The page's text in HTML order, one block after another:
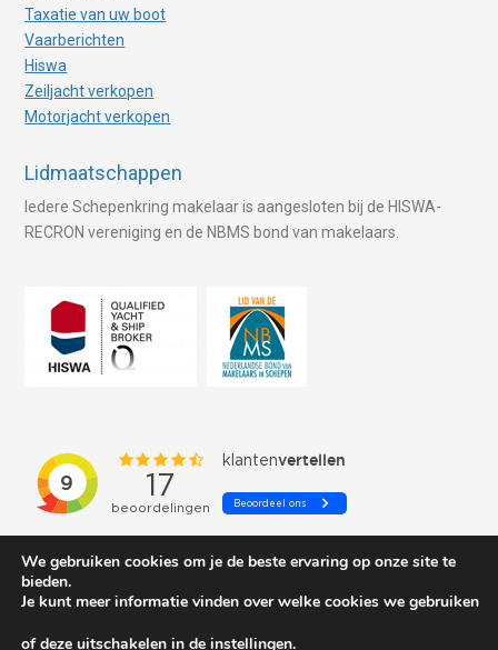
Taxatie van uw boot
Vaarberichten
Hiswa
Zeiljacht verkopen
Motorjacht verkopen
Lidmaatschappen
Iedere Schepenkring makelaar is aangesloten bij de HISWA-
RECRON vereniging en de NBMS bond van makelaars.
We gebruiken cookies om je de beste ervaring op onze site te
bieden.
Je kunt meer informatie vinden over welke cookies we gebruiken
of deze uitschakelen in de instellingen.